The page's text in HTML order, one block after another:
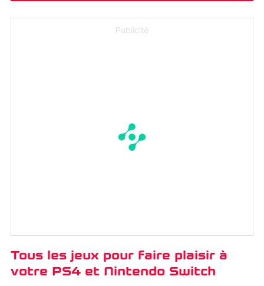
Publicité
Tous les jeux pour faire plaisir à
votre PS4 et Nintendo Switch